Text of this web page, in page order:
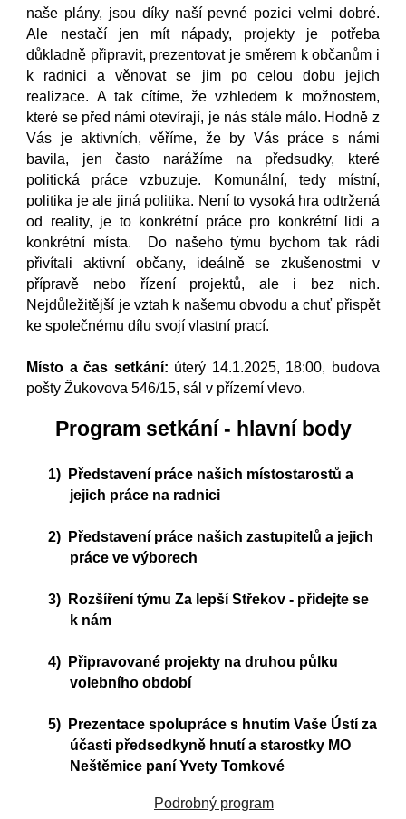
naše plány, jsou díky naší pevné pozici velmi dobré.
Ale nestačí jen mít nápady, projekty je potřeba
důkladně připravit, prezentovat je směrem k občanům i
k radnici a věnovat se jim po celou dobu jejich
realizace. A tak cítíme, že vzhledem k možnostem,
které se před námi otevírají, je nás stále málo. Hodně z
Vás je aktivních, věříme, že by Vás práce s námi
bavila, jen často narážíme na předsudky, které
politická práce vzbuzuje. Komunální, tedy místní,
politika je ale jiná politika. Není to vysoká hra odtržená
od reality, je to konkrétní práce pro konkrétní lidi a
konkrétní místa. Do našeho týmu bychom tak rádi
přivítali aktivní občany, ideálně se zkušenostmi v
přípravě nebo řízení projektů, ale i bez nich.
Nejdůležitější je vztah k našemu obvodu a chuť přispět
ke společnému dílu svojí vlastní prací.
Místo a čas setkání: úterý 14.1.2025, 18:00, budova
pošty Žukovova 546/15, sál v přízemí vlevo.
Program setkání - hlavní body
1)
Představení práce našich místostarostů a
jejich práce na radnici
2)
Představení práce našich zastupitelů a jejich
práce ve výborech
3)
Rozšíření týmu Za lepší Střekov - přidejte se
k nám
4)
Připravované projekty na druhou půlku
volebního období
5)
Prezentace spolupráce s hnutím Vaše Ústí za
účasti předsedkyně hnutí a starostky MO
Neštěmice paní Yvety Tomkové
Podrobný program